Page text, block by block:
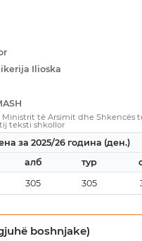
Ilioska
të Arsimit dhe Shkencës
teksti shkollor
за 2025/26 година (ден.)
алб тур
305 305
boshnjake)